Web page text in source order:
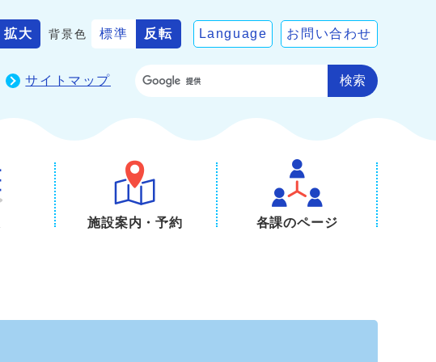
拡大 背景色 標準 反転 Language お問い合わせ
サイトマップ 検索
施設案内・予約 各課のページ